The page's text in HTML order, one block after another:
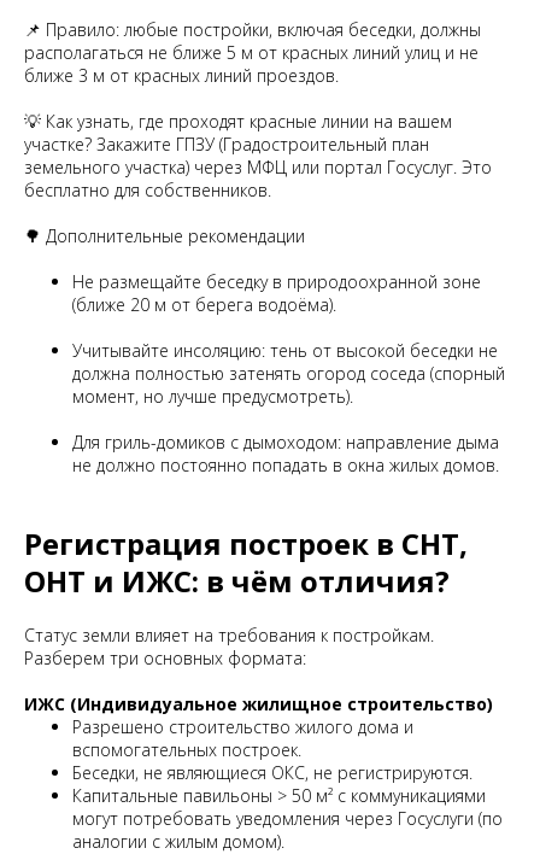
📌 Правило: любые постройки, включая беседки, должны
располагаться не ближе 5 м от красных линий улиц и не
ближе 3 м от красных линий проездов.
💡 Как узнать, где проходят красные линии на вашем
участке? Закажите ГПЗУ (Градостроительный план
земельного участка) через МФЦ или портал Госуслуг. Это
бесплатно для собственников.
🌳 Дополнительные рекомендации
Не размещайте беседку в природоохранной зоне
(ближе 20 м от берега водоёма).
Учитывайте инсоляцию: тень от высокой беседки не
должна полностью затенять огород соседа (спорный
момент, но лучше предусмотреть).
Для гриль-домиков с дымоходом: направление дыма
не должно постоянно попадать в окна жилых домов.
Регистрация построек в СНТ,
ОНТ и ИЖС: в чём отличия?
Статус земли влияет на требования к постройкам.
Разберем три основных формата:
ИЖС (Индивидуальное жилищное строительство)
Разрешено строительство жилого дома и
вспомогательных построек.
Беседки, не являющиеся ОКС, не регистрируются.
Капитальные павильоны > 50 м² с коммуникациями
могут потребовать уведомления через Госуслуги (по
аналогии с жилым домом).